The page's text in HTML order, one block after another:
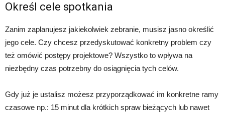
Określ cele spotkania
Zanim zaplanujesz jakiekolwiek zebranie, musisz jasno określić
jego cele. Czy chcesz przedyskutować konkretny problem czy
też omówić postępy projektowe? Wszystko to wpływa na
niezbędny czas potrzebny do osiągnięcia tych celów.
Gdy już je ustalisz możesz przyporządkować im konkretne ramy
czasowe np.: 15 minut dla krótkich spraw bieżących lub nawet